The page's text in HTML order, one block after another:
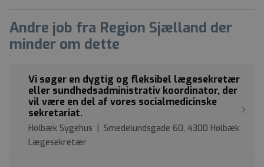
Andre job fra Region Sjælland der
minder om dette
Vi søger en dygtig og fleksibel lægesekretær
eller sundhedsadministrativ koordinator, der
vil være en del af vores socialmedicinske
sekretariat.
Holbæk Sygehus | Smedelundsgade 60, 4300 Holbæk
Lægesekretær